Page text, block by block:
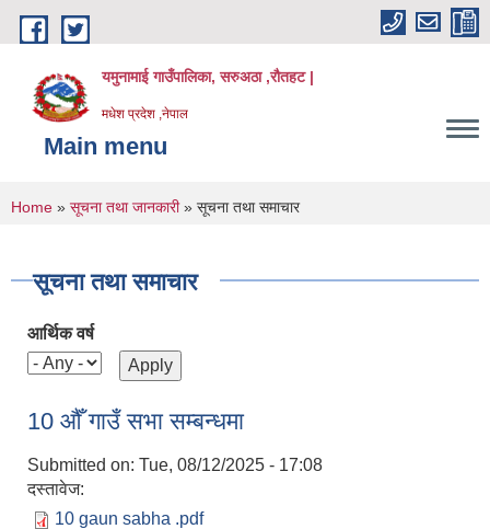
Skip to main content
यमुनामाई गाउँपालिका, सरुअठा ,रौतहट |
मधेश प्रदेश ,नेपाल
Main menu
You are here
Home » सूचना तथा जानकारी» सूचना तथा समाचार
सूचना तथा समाचार
आर्थिक वर्ष
10 औँ गाउँ सभा सम्बन्धमा
Submitted on: Tue, 08/12/2025 - 17:08
दस्तावेज:
10 gaun sabha .pdf